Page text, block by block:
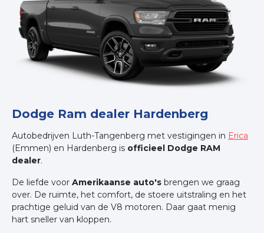
Dodge Ram dealer Hardenberg
Autobedrijven Luth-Tangenberg met vestigingen in Erica
(Emmen) en Hardenberg is officieel Dodge RAM
dealer.
De liefde voor Amerikaanse auto's brengen we graag
over. De ruimte, het comfort, de stoere uitstraling en het
prachtige geluid van de V8 motoren. Daar gaat menig
hart sneller van kloppen.